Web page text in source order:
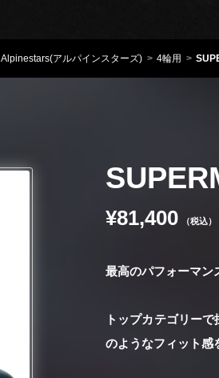
Alpinestars(アルパインスターズ) 4輪用
¥81,400 （税込）
最高のパフォーマン
トップカテゴリー
のようなフィット感